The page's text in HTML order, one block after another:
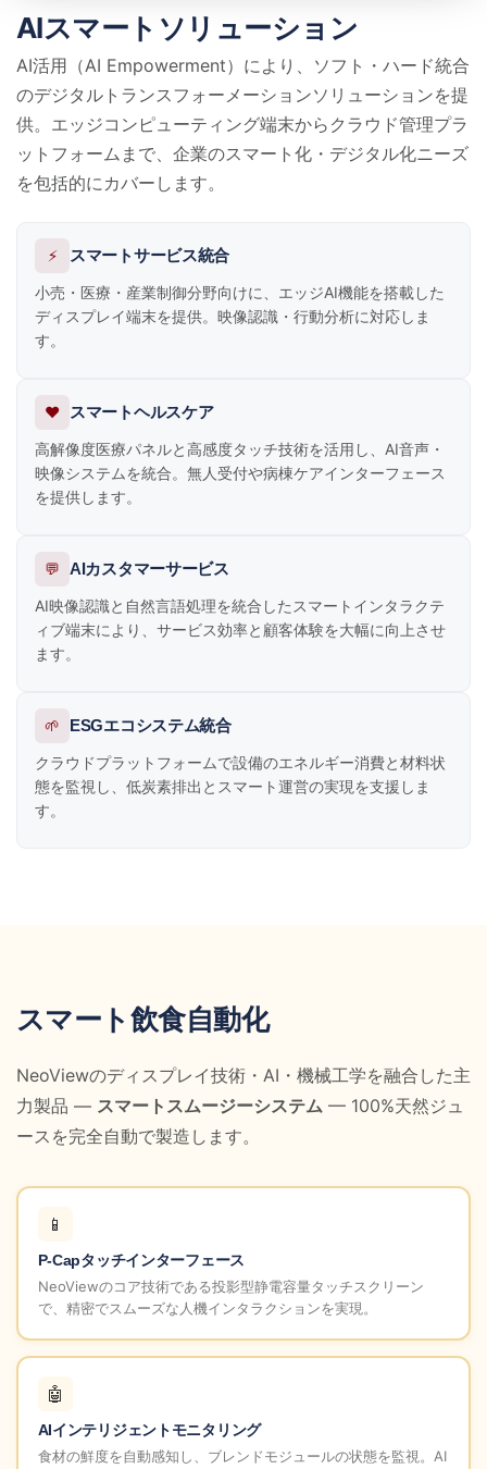
AIスマートソリューション
AI活用（AI Empowerment）により、ソフト・ハード統合
のデジタルトランスフォーメーションソリューションを提
供。エッジコンピューティング端末からクラウド管理プラ
ットフォームまで、企業のスマート化・デジタル化ニーズ
を包括的にカバーします。
⚡
スマートサービス統合
小売・医療・産業制御分野向けに、エッジAI機能を搭載した
ディスプレイ端末を提供。映像認識・行動分析に対応しま
す。
❤️
スマートヘルスケア
高解像度医療パネルと高感度タッチ技術を活用し、AI音声・
映像システムを統合。無人受付や病棟ケアインターフェース
を提供します。
💬 AIカスタマーサービス
AI映像認識と自然言語処理を統合したスマートインタラクテ
ィブ端末により、サービス効率と顧客体験を大幅に向上させ
ます。
🌱
ESGエコシステム統合
クラウドプラットフォームで設備のエネルギー消費と材料状
態を監視し、低炭素排出とスマート運営の実現を支援しま
す。
スマート飲食自動化
NeoViewのディスプレイ技術・AI・機械工学を融合した主
力製品 — スマートスムージーシステム — 100%天然ジュ
ースを完全自動で製造します。
📱
P-Capタッチインターフェース
NeoViewのコア技術である投影型静電容量タッチスクリーン
で、精密でスムーズな人機インタラクションを実現。
🤖
AIインテリジェントモニタリング
食材の鮮度を自動感知し、ブレンドモジュールの状態を監視。AI